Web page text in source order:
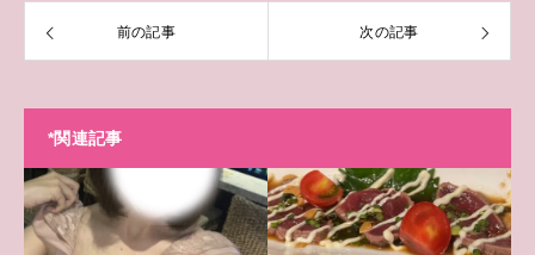
前の記事 次の記事
*関連記事